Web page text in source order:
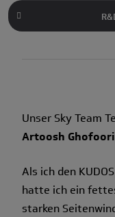
Unser Sky Team
Artoosh
Als ich den
hatte ich ein
starken